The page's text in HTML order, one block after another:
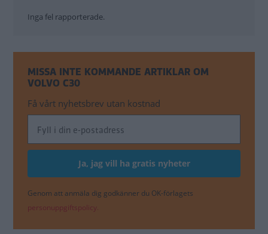
Inga fel rapporterade.
MISSA INTE KOMMANDE ARTIKLAR OM
VOLVO C30
Få vårt nyhetsbrev utan kostnad
Genom att anmäla dig godkänner du OK-förlagets
personuppgiftspolicy.